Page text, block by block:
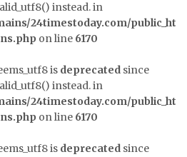
instead. in
24timestoday.com/public_ht
on line 6170
is deprecated since
instead. in
24timestoday.com/public_ht
on line 6170
is deprecated since